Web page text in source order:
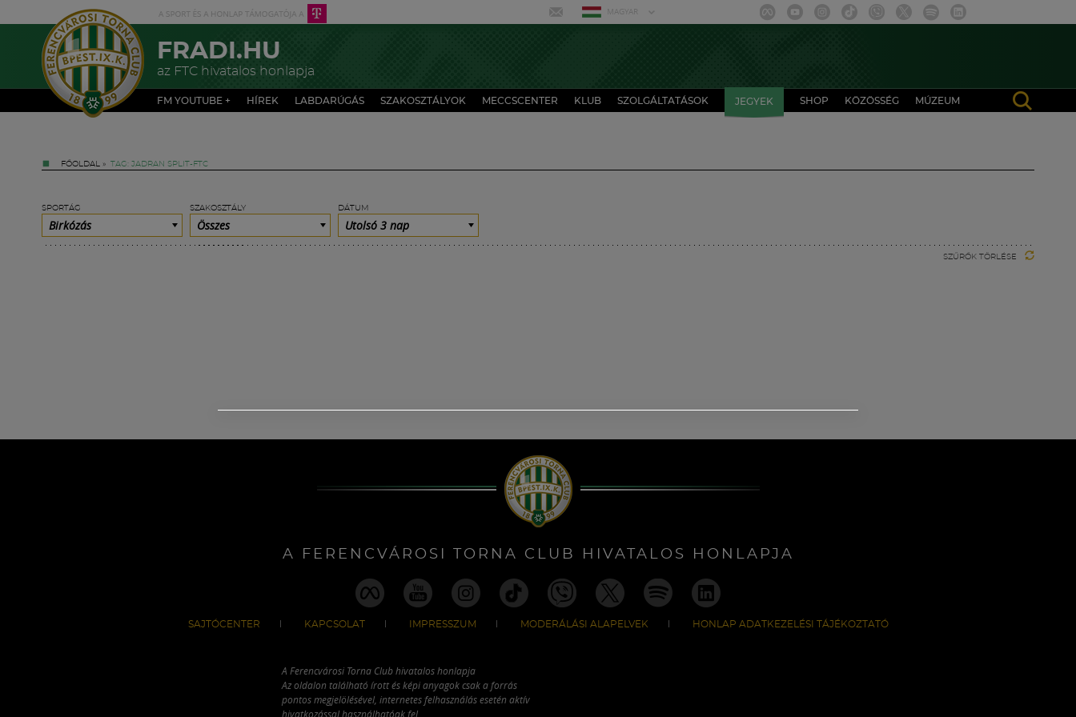
MAGYAR
FRADI.HU
az FTC hivatalos honlapja
FM YOUTUBE + HÍREK LABDARÚGÁS SZAKOSZTÁLYOK MECCSCENTER KLUB SZOLGÁLTATÁSOK JEGYEK SHOP KÖZÖSSÉG MÚZEUM
FŐOLDAL » TAG: JADRAN SPLIT-FTC
SPORTÁG
Birkózás
SZAKOSZTÁLY
Összes
DÁTUM
Utolsó 3 nap
SZŰRŐK TÖRLÉSE
A FERENCVÁROSI TORNA CLUB HIVATALOS HONLAPJA
SAJTÓCENTER KAPCSOLAT IMPRESSZUM MODERÁLÁSI ALAPELVEK HONLAP ADATKEZELÉSI TÁJÉKOZTATÓ
A Ferencvárosi Torna Club hivatalos honlapja
Az oldalon található írott és képi anyagok csak a forrás
pontos megjelölésével, internetes felhasználás esetén aktív
hivatkozással használhatóak fel.